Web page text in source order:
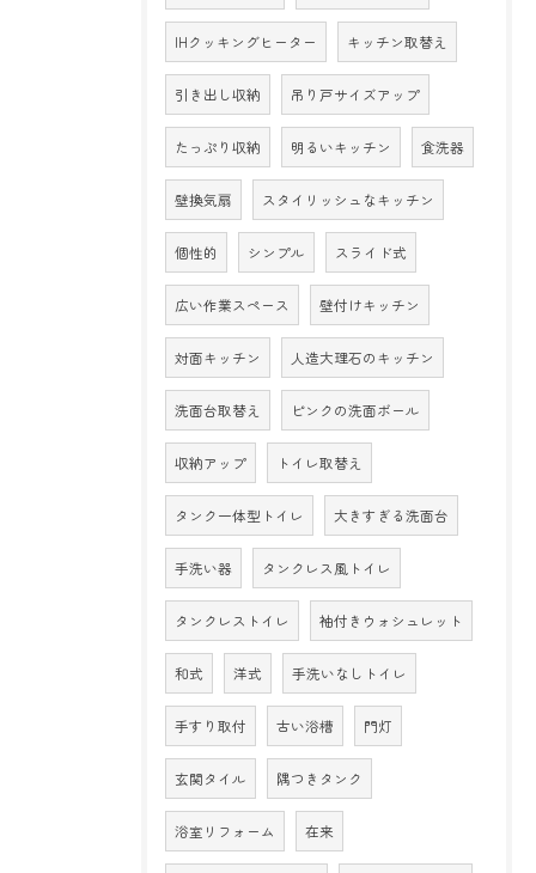
IHクッキングヒーター キッチン取替え
引き出し収納 吊り戸サイズアップ
たっぷり収納 明るいキッチン 食洗器
壁換気扇 スタイリッシュなキッチン
個性的 シンプル スライド式
広い作業スペース 壁付けキッチン
対面キッチン 人造大理石のキッチン
洗面台取替え ピンクの洗面ボール
収納アップ トイレ取替え
タンク一体型トイレ 大きすぎる洗面台
手洗い器 タンクレス風トイレ
タンクレストイレ 袖付きウォシュレット
和式 洋式 手洗いなしトイレ
手すり取付 古い浴槽 門灯
玄関タイル 隅つきタンク
浴室リフォーム 在来